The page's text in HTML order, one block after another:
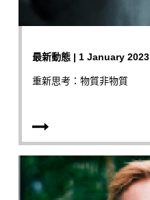
最新動態 | 1 January 2023
重新思考：物質非物質